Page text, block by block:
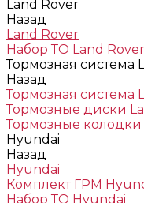
Land Rover
Назад
Land Rover
Набор ТО Land Rover
Тормозная система
Назад
Тормозная система
Тормозные диски
Тормозные колодки
Hyundai
Назад
Hyundai
Комплект ГРМ
Набор ТО Hyundai